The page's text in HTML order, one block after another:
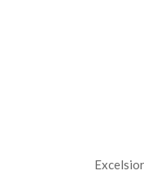
Excelsior